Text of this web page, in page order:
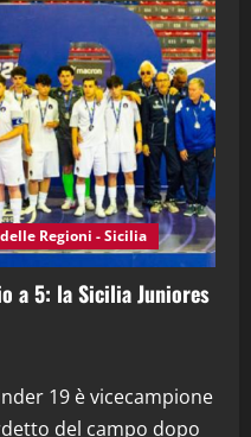
in Podcast
in Podcast: 28^ Puntata
2026)
in Podcast Sport News
in Podcast: 27^ Puntata
2026)
Podcast
in Podcast: 26^ Puntata
Regioni - Sicilia
a 5: la Sicilia Juniores
19 è vicecampione
del campo dopo